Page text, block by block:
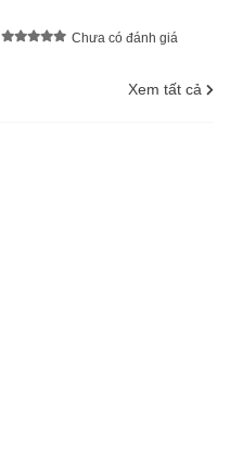
Chưa có đánh giá
Xem tất cả